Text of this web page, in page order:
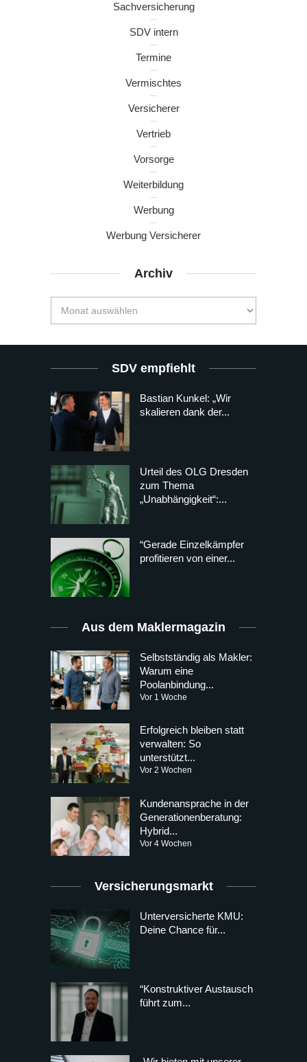
Sachversicherung
SDV intern
Termine
Vermischtes
Versicherer
Vertrieb
Vorsorge
Weiterbildung
Werbung
Werbung Versicherer
Archiv
SDV empfiehlt
Bastian Kunkel: „Wir
skalieren dank der...
Urteil des OLG Dresden
zum Thema
„Unabhängigkeit“:...
“Gerade Einzelkämpfer
profitieren von einer...
Aus dem Maklermagazin
Selbstständig als Makler:
Warum eine
Poolanbindung...
Vor 1 Woche
Erfolgreich bleiben statt
verwalten: So
unterstützt...
Vor 2 Wochen
Kundenansprache in der
Generationenberatung:
Hybrid...
Vor 4 Wochen
Versicherungsmarkt
Unterversicherte KMU:
Deine Chance für...
“Konstruktiver Austausch
führt zum...